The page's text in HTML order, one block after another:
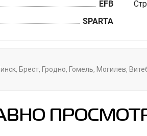
EFB
SPARTA
Брест, Гродно, Гомель, Могилев,